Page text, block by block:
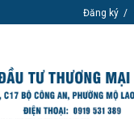
Đăng ký